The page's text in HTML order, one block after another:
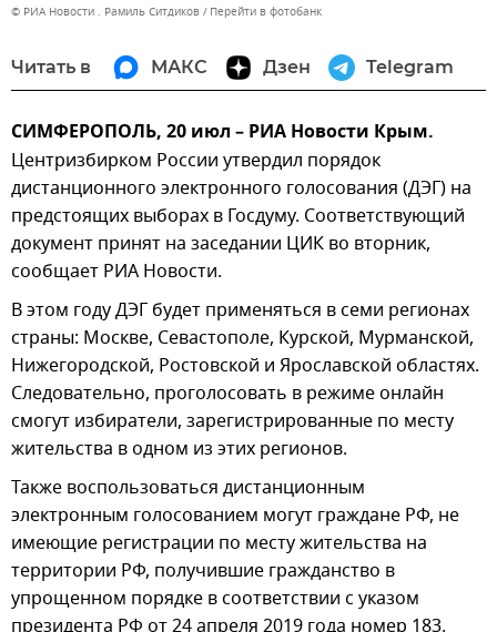
© РИА Новости . Рамиль Ситдиков Перейти в фотобанк
Читать в МАКС Дзен Telegram
СИМФЕРОПОЛЬ, 20 июл – РИА Новости Крым.
Центризбирком России утвердил порядок
дистанционного электронного голосования (ДЭГ) на
предстоящих выборах в Госдуму. Соответствующий
документ принят на заседании ЦИК во вторник,
сообщает РИА Новости.
В этом году ДЭГ будет применяться в семи регионах
страны: Москве, Севастополе, Курской, Мурманской,
Нижегородской, Ростовской и Ярославской областях.
Следовательно, проголосовать в режиме онлайн
смогут избиратели, зарегистрированные по месту
жительства в одном из этих регионов.
Также воспользоваться дистанционным
электронным голосованием могут граждане РФ, не
имеющие регистрации по месту жительства на
территории РФ, получившие гражданство в
упрощенном порядке в соответствии с указом
президента РФ от 24 апреля 2019 года номер 183.